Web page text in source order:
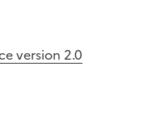
version 2.0